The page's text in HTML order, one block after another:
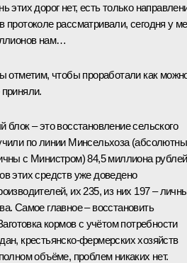
этих дорог нет, есть только
рассматривали, сегодня у
нам…
отметим, чтобы проработали как
блок – это восстановление сельского
по линии Минсельхоза
с Министром) 84,5 миллиона
этих средств уже доведено
их 235, из них 197 –
Самое главное – восстановить
кормов с учётом потребности
крестьянско-фермерских хозяйств
объёме, проблем никаких нет.